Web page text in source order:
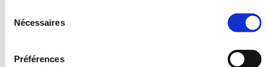
Nécessaires
Préférences